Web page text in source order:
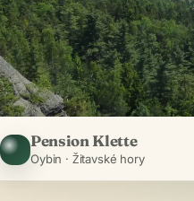
Pension Klette
Oybin · Žitavské hory